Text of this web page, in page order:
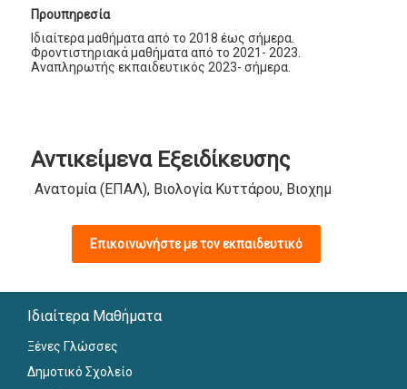
Προυπηρεσία
Ιδιαίτερα μαθήματα από το 2018 έως σήμερα.
Φροντιστηριακά μαθήματα από το 2021- 2023.
Αναπληρωτής εκπαιδευτικός 2023- σήμερα.
Αντικείμενα Εξειδίκευσης
Ανατομία (ΕΠΑΛ), Βιολογία Κυττάρου, Βιοχημεία,
Επικοινωνήστε με τον εκπαιδευτικό
Ιδιαίτερα Μαθήματα
Ξένες Γλώσσες
Δημοτικό Σχολείο